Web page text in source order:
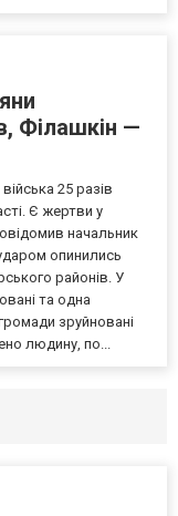
Філашкін —
25 разів
Є жертви у
начальник
опинились
районів. У
та одна
зруйновані
людину, по...